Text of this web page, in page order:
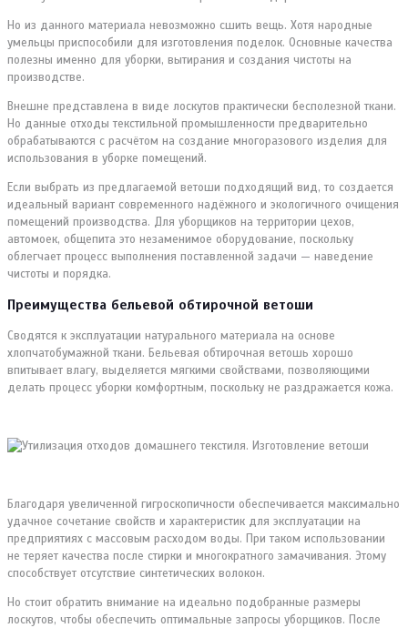
Но из данного материала невозможно сшить вещь. Хотя народные
умельцы приспособили для изготовления поделок. Основные качества
полезны именно для уборки, вытирания и создания чистоты на
производстве.
Внешне представлена в виде лоскутов практически бесполезной ткани.
Но данные отходы текстильной промышленности предварительно
обрабатываются с расчётом на создание многоразового изделия для
использования в уборке помещений.
Если выбрать из предлагаемой ветоши подходящий вид, то создается
идеальный вариант современного надёжного и экологичного очищения
помещений производства. Для уборщиков на территории цехов,
автомоек, общепита это незаменимое оборудование, поскольку
облегчает процесс выполнения поставленной задачи — наведение
чистоты и порядка.
Преимущества бельевой обтирочной ветоши
Сводятся к эксплуатации натурального материала на основе
хлопчатобумажной ткани. Бельевая обтирочная ветошь хорошо
впитывает влагу, выделяется мягкими свойствами, позволяющими
делать процесс уборки комфортным, поскольку не раздражается кожа.
Благодаря увеличенной гигроскопичности обеспечивается максимально
удачное сочетание свойств и характеристик для эксплуатации на
предприятиях с массовым расходом воды. При таком использовании
не теряет качества после стирки и многократного замачивания. Этому
способствует отсутствие синтетических волокон.
Но стоит обратить внимание на идеально подобранные размеры
лоскутов, чтобы обеспечить оптимальные запросы уборщиков. После